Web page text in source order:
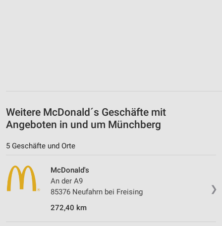
Weitere McDonald´s Geschäfte mit
Angeboten in und um Münchberg
5 Geschäfte und Orte
❯
McDonald's
An der A9
85376 Neufahrn bei Freising
272,40 km